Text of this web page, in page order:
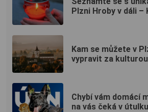
Plzni Hroby v dáli
Kam se můžete v
vypravit za
Chybí vám domácí
na vás čeká v útulku